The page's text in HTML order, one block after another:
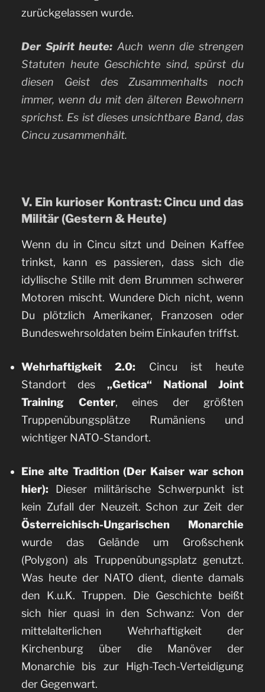
zurückgelassen wurde.
Der Spirit heute: Auch wenn die strengen
Statuten heute Geschichte sind, spürst du
diesen Geist des Zusammenhalts noch
immer, wenn du mit den älteren Bewohnern
sprichst. Es ist dieses unsichtbare Band, das
Cincu zusammenhält.
V. Ein kurioser Kontrast: Cincu und das
Militär (Gestern & Heute)
Wenn du in Cincu sitzt und Deinen Kaffee
trinkst, kann es passieren, dass sich die
idyllische Stille mit dem Brummen schwerer
Motoren mischt. Wundere Dich nicht, wenn
Du plötzlich Amerikaner, Franzosen oder
Bundeswehrsoldaten beim Einkaufen triffst.
Wehrhaftigkeit 2.0: Cincu ist heute
Standort des „Getica“ National Joint
Training Center, eines der größten
Truppenübungsplätze Rumäniens und
wichtiger NATO-Standort.
Eine alte Tradition (Der Kaiser war schon
hier): Dieser militärische Schwerpunkt ist
kein Zufall der Neuzeit. Schon zur Zeit der
Österreichisch-Ungarischen Monarchie
wurde das Gelände um Großschenk
(Polygon) als Truppenübungsplatz genutzt.
Was heute der NATO dient, diente damals
den K.u.K. Truppen. Die Geschichte beißt
sich hier quasi in den Schwanz: Von der
mittelalterlichen Wehrhaftigkeit der
Kirchenburg über die Manöver der
Monarchie bis zur High-Tech-Verteidigung
der Gegenwart.